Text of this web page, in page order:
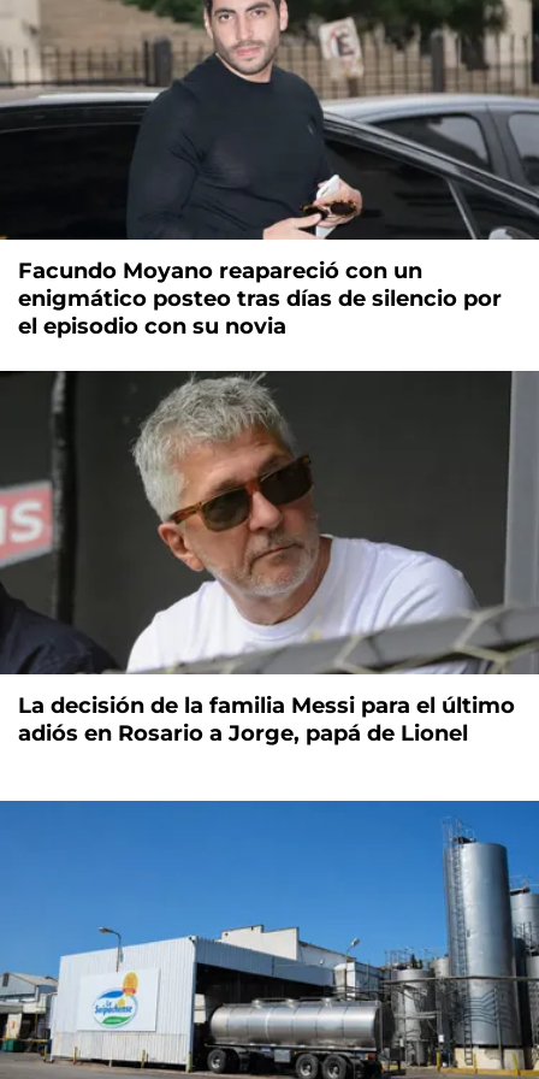
Facundo Moyano reapareció con un
enigmático posteo tras días de silencio por
el episodio con su novia
La decisión de la familia Messi para el último
adiós en Rosario a Jorge, papá de Lionel